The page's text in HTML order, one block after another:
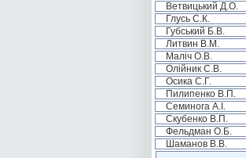
Ветвицький Д.О.
Глусь С.К.
Губський Б.В.
Литвин В.М.
Маліч О.В.
Олійник С.В.
Осика С.Г.
Пилипенко В.П.
Семинога А.І.
Скубенко В.П.
Фельдман О.Б.
Шаманов В.В.